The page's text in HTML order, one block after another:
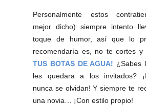
Personalmente estos
mejor dicho) siempre intento
toque de humor, así que lo
recomendaría es, no te cortes y
TUS BOTAS DE AGUA! ¿Sabes
les quedara a los invitados?
nunca se olvidan! Y siempre te
una novia… ¡Con estilo propio!